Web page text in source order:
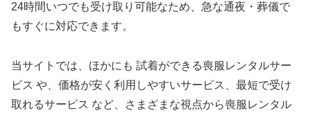
24時間いつでも受け取り可能なため、急な通夜・葬儀で
もすぐに対応できます。
当サイトでは、ほかにも 試着ができる喪服レンタルサー
ビス や、価格が安く利用しやすいサービス、最短で受け
取れるサービス など、さまざまな視点から喪服レンタル